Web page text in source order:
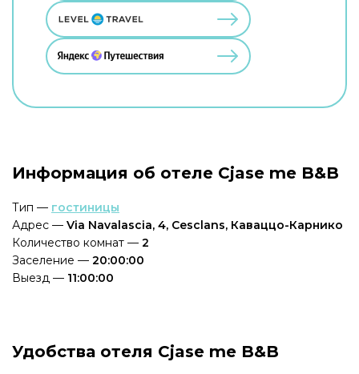
Информация об отеле Cjase me B&B
Тип — гостиницы
Адрес — Via Navalascia, 4, Cesclans, Каваццо-Карнико
Количество комнат — 2
Заселение — 20:00:00
Выезд — 11:00:00
Удобства отеля Cjase me B&B